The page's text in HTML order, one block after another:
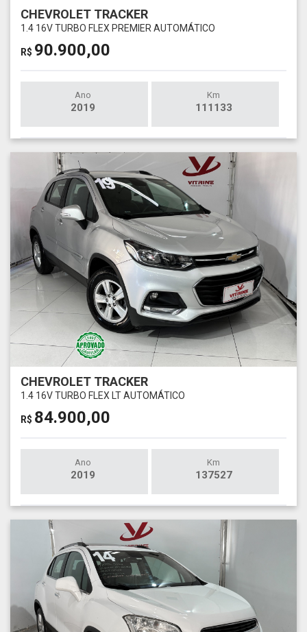
CHEVROLET TRACKER
1.4 16V TURBO FLEX PREMIER AUTOMÁTICO
R$ 90.900,00
Ano
2019
Km
111133
CHEVROLET TRACKER
1.4 16V TURBO FLEX LT AUTOMÁTICO
R$ 84.900,00
Ano
2019
Km
137527